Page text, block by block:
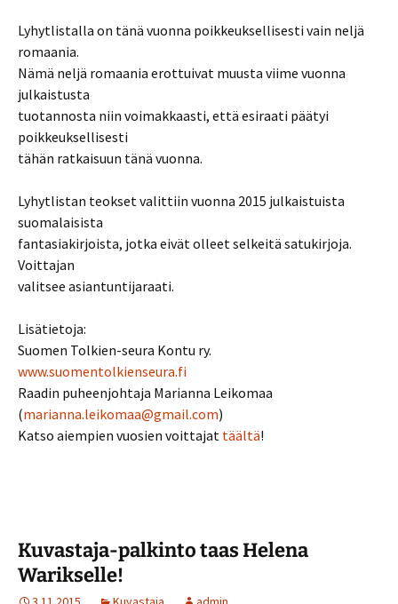
Lyhytlistalla on tänä vuonna poikkeuksellisesti vain neljä
romaania.
Nämä neljä romaania erottuivat muusta viime vuonna
julkaistusta
tuotannosta niin voimakkaasti, että esiraati päätyi
poikkeuksellisesti
tähän ratkaisuun tänä vuonna.
Lyhytlistan teokset valittiin vuonna 2015 julkaistuista
suomalaisista
fantasiakirjoista, jotka eivät olleet selkeitä satukirjoja.
Voittajan
valitsee asiantuntijaraati.
Lisätietoja:
Suomen Tolkien-seura Kontu ry.
www.suomentolkienseura.fi
Raadin puheenjohtaja Marianna Leikomaa
(marianna.leikomaa@gmail.com)
Katso aiempien vuosien voittajat täältä!
Kuvastaja-palkinto taas Helena
Warikselle!